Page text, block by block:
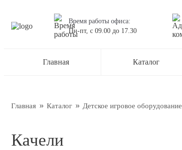
Время работы офиса:
Пн-пт, с 09.00 до 17.30
Главная Каталог
Главная Каталог Детское игровое оборудование
Качели